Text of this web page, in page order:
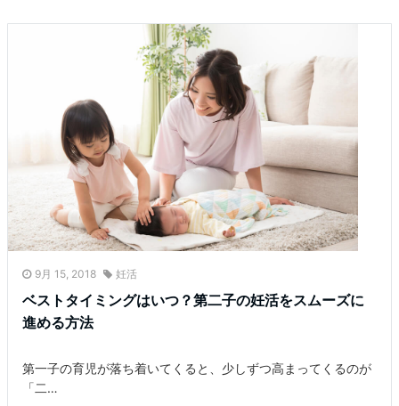
9月 15, 2018 妊活
ベストタイミングはいつ？第二子の妊活をスムーズに
進める方法
第一子の育児が落ち着いてくると、少しずつ高まってくるのが
「二…